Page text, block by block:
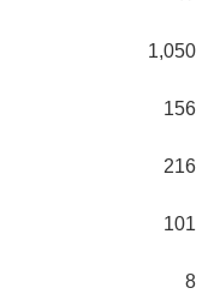
1,050
156
216
101
8